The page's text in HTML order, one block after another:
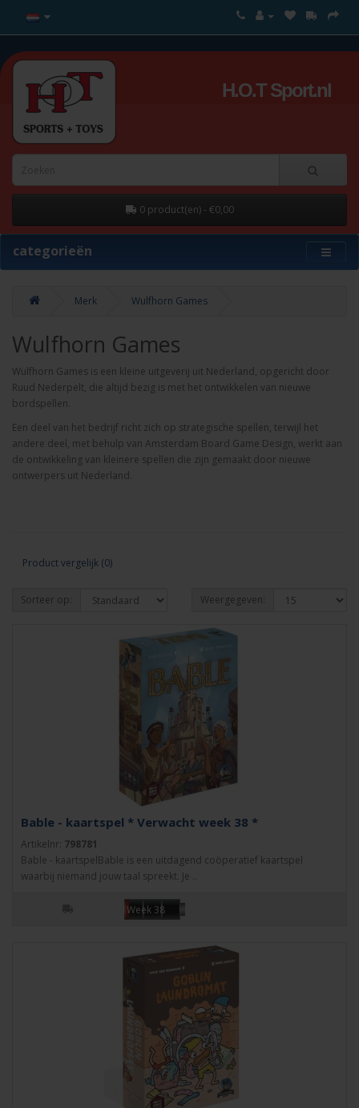
H.O.T Sport.nl
0 product(en) - €0,00
categorieën
Merk Wulfhorn Games
Wulfhorn Games
Wulfhorn Games is een kleine uitgeverij uit Nederland, opgericht door
Ruud Nederpelt, die altijd bezig is met het ontwikkelen van nieuwe
bordspellen.
Een deel van het bedrijf richt zich op strategische spellen, terwijl het
andere deel, met behulp van Amsterdam Board Game Design, werkt aan
de ontwikkeling van kleinere spellen die zijn gemaakt door nieuwe
ontwerpers uit Nederland.
Product vergelijk (0)
Sorteer op: Weergegeven:
Bable - kaartspel * Verwacht week 38 *
Artikelnr: 798781
Bable - kaartspelBable is een uitdagend coöperatief kaartspel
waarbij niemand jouw taal spreekt. Je ..
Week 38